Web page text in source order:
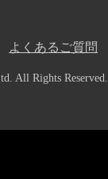
よくあるご質問
All Rights Reserved.